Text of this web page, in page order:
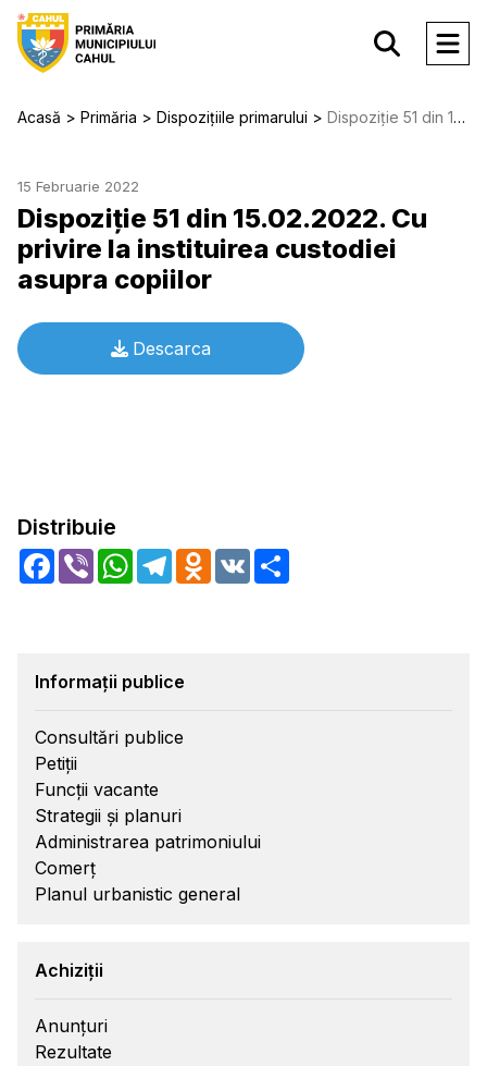
Acasă Primăria Dispozițiile primarului Dispoziție 51 din 15.02.2022. Cu privire la instituirea custodiei asupra copiilor
15 Februarie 2022
Dispoziție 51 din 15.02.2022. Cu
privire la instituirea custodiei
asupra copiilor
Descarca
Distribuie
Facebook
Viber WhatsApp
TelegramOdnoklassniki
VK
Informații publice
Consultări publice
Petiții
Funcții vacante
Strategii și planuri
Administrarea patrimoniului
Comerț
Planul urbanistic general
Achiziții
Anunțuri
Rezultate